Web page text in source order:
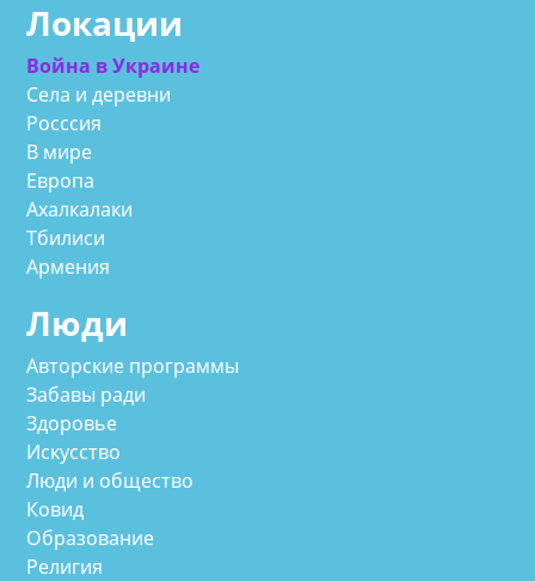
Локации
Война в Украине
Села и деревни
Росссия
В мире
Европа
Ахалкалаки
Тбилиси
Армения
Люди
Авторские программы
Забавы ради
Здоровье
Искусство
Люди и общество
Ковид
Образование
Религия